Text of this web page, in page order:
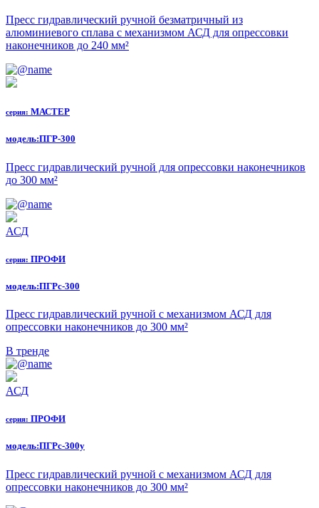
Пресс гидравлический ручной безматричный из
алюминиевого сплава с механизмом АСД для опрессовки
наконечников до 240 мм²
серия: МАСТЕР
модель:ПГР-300
Пресс гидравлический ручной для опрессовки наконечников
до 300 мм²
АСД
серия: ПРОФИ
модель:ПГРс-300
Пресс гидравлический ручной с механизмом АСД для
опрессовки наконечников до 300 мм²
В тренде
АСД
серия: ПРОФИ
модель:ПГРс-300у
Пресс гидравлический ручной с механизмом АСД для
опрессовки наконечников до 300 мм²